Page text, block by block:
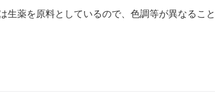
薬を原料としているので、色調等が異なること